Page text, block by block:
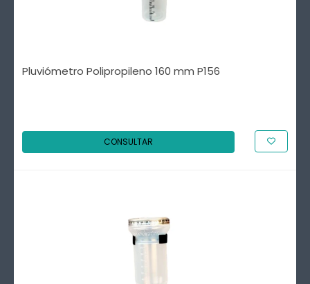
Pluviómetro Polipropileno 160 mm P156
CONSULTAR